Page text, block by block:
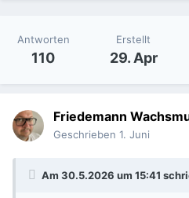
Antworten
110
Erstellt
29. Apr
Friedemann
Geschrieben 1. Juni
Am 30.5.2026 um 15:41